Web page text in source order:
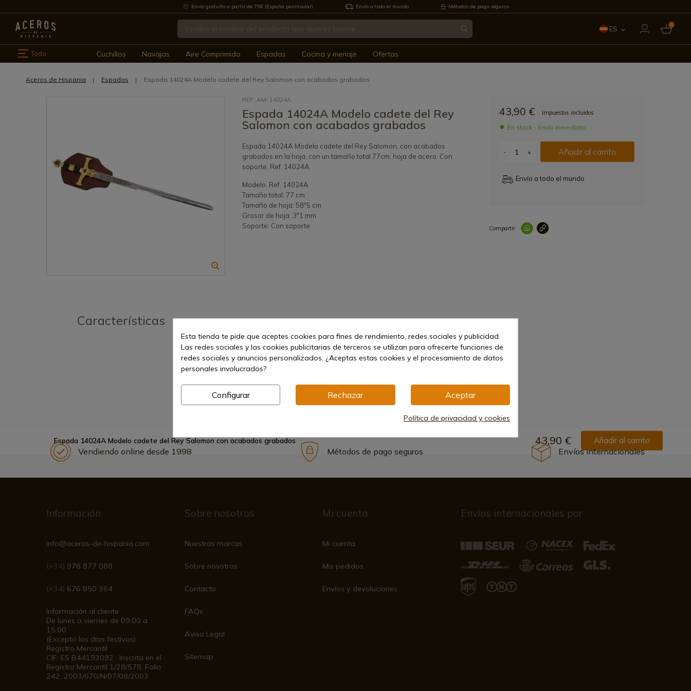
Envío gratuito a partir de 75€ (España peninsular) Envío a todo el mundo Métodos de pago seguros
ES 0
Todo Cuchillos Navajas Aire Comprimido Espadas Cocina y menaje Ofertas
Aceros de Hispania Espadas Espada 14024A Modelo cadete del Rey Salomon con acabados grabados
REF: AM-14024A
Espada 14024A Modelo cadete del Rey
Salomon con acabados grabados
Espada 14024A Modelo cadete del Rey Salomon, con acabados
grabados en la hoja, con un tamaño total 77cm, hoja de acero. Con
soporte. Ref. 14024A
Modelo: Ref. 14024A
Tamaño total: 77 cm
Tamaño de hoja: 58"5 cm
Grosor de hoja: 3"1 mm
Soporte: Con soporte
43,90 € Impuestos incluidos
En stock - Envío inmediato
- + Añadir al carrito
Envío a todo el mundo
Compartir
Características
Espada 14024A Modelo cadete del Rey Salomon con acabados grabados 43,90 € Añadir al carrito
Vendiendo online desde 1998 Métodos de pago seguros Envíos internacionales
Información
info@aceros-de-hispania.com
(+34) 978 877 088
(+34) 676 850 364
Información al cliente
De lunes a viernes de 09:00 a
15:00
(Excepto los días festivos)
Registro Mercantil
CIF: ES B44193092 · Inscrita en el
Registro Mercantil 1/28/578, Folio
242, 2003/670/N/07/08/2003
Sobre nosotros
Nuestras marcas
Sobre nosotros
Contacto
FAQs
Aviso Legal
Sitemap
Mi cuenta
Mi cuenta
Mis pedidos
Envíos y devoluciones
Envíos internacionales por
Esta tienda te pide que aceptes cookies para fines de rendimiento, redes sociales y publicidad.
Las redes sociales y las cookies publicitarias de terceros se utilizan para ofrecerte funciones de
redes sociales y anuncios personalizados. ¿Aceptas estas cookies y el procesamiento de datos
personales involucrados?
Configurar Rechazar Aceptar
Política de privacidad y cookies